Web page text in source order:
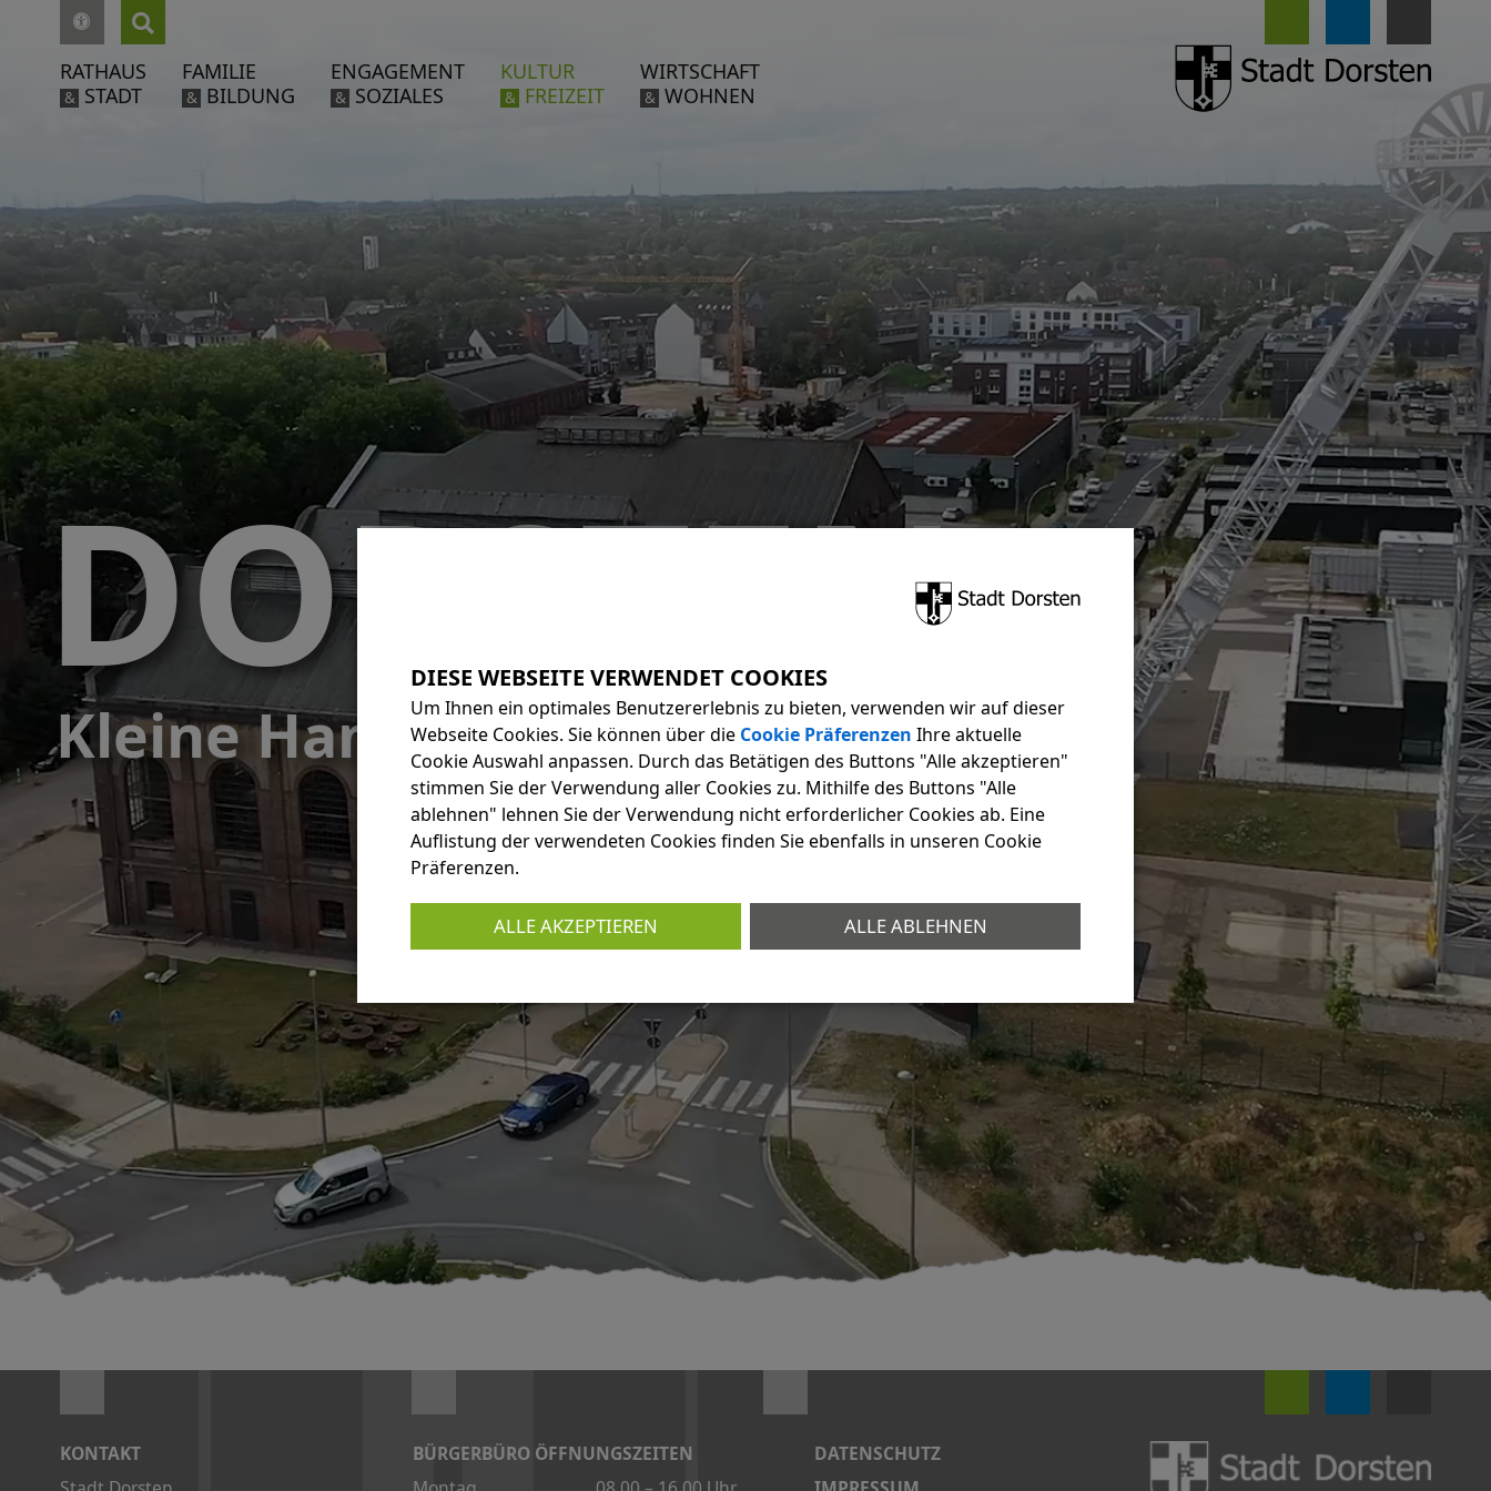
RATHAUS
& STADT
FAMILIE
& BILDUNG
ENGAGEMENT
& SOZIALES
KULTUR
& FREIZEIT
WIRTSCHAFT
& WOHNEN
DORSTEN
Kleine Hansestadt an der Lippe
KONTAKT
BÜRGERBÜRO ÖFFNUNGSZEITEN
DATENSCHUTZ
Um Ihnen ein optimales Benutzererlebnis zu bieten, verwenden wir auf dieser
Webseite Cookies. Sie können über die Cookie Präferenzen Ihre aktuelle
Cookie Auswahl anpassen. Durch das Betätigen des Buttons "Alle akzeptieren"
stimmen Sie der Verwendung aller Cookies zu. Mithilfe des Buttons "Alle
ablehnen" lehnen Sie der Verwendung nicht erforderlicher Cookies ab. Eine
Auflistung der verwendeten Cookies finden Sie ebenfalls in unseren Cookie
Präferenzen.
ALLE AKZEPTIEREN ALLE ABLEHNEN